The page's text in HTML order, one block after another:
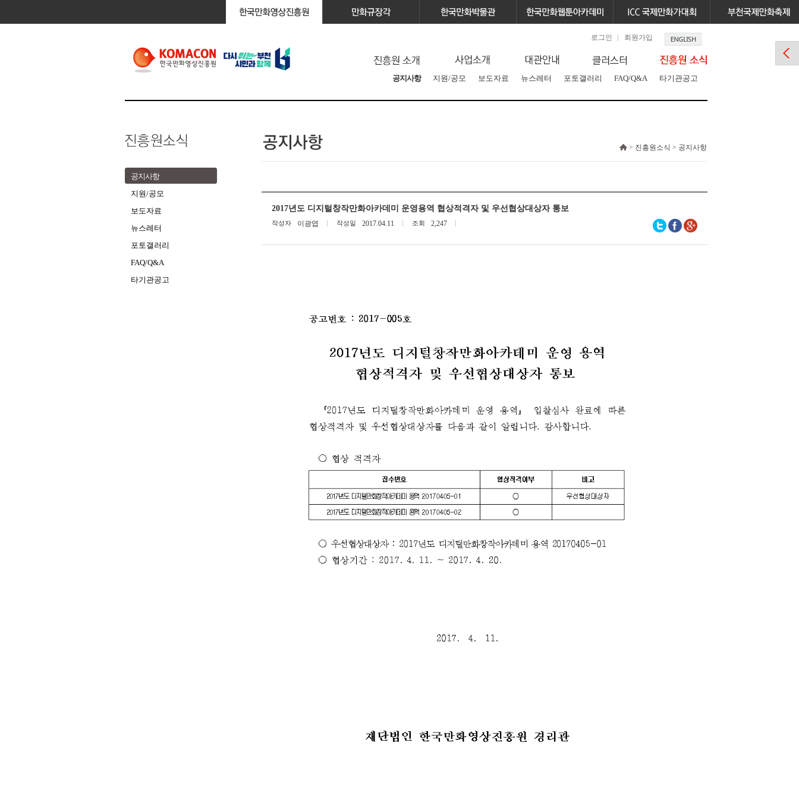
로그인 회원가입
공지사항 지원/공모 보도자료 뉴스레터 포토갤러리 FAQ/Q&A 타기관공고
공지사항
지원/공모
보도자료
뉴스레터
포토갤러리
FAQ/Q&A
타기관공고
> 진흥원소식 > 공지사항
2017년도 디지털창작만화아카데미 운영용역 협상적격자 및 우선협상대상자 통보
작성자 이광엽 작성일 2017.04.11 조회 2,247